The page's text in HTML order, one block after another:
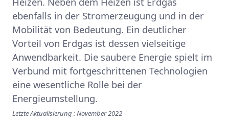
ebenfalls in der Stromerzeugung und in der
Mobilität von Bedeutung. Ein deutlicher
Vorteil von Erdgas ist dessen vielseitige
Anwendbarkeit. Die saubere Energie spielt im
Verbund mit fortgeschrittenen Technologien
eine wesentliche Rolle bei der
Energieumstellung.
Letzte Aktualisierung : November 2022